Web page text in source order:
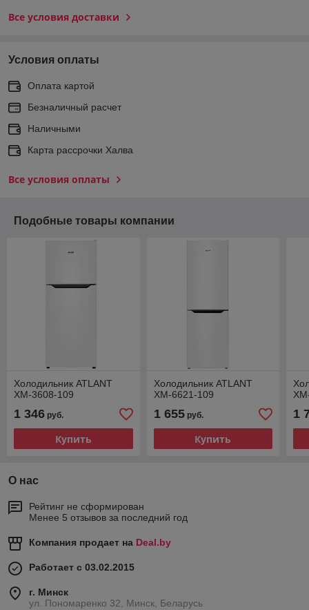
Все условия доставки
Условия оплаты
Оплата картой
Безналичный расчет
Наличными
Карта рассрочки Халва
Все условия оплаты
Подобные товары компании
Холодильник ATLANT
ХМ-3608-109
1 346 руб.
Купить
Холодильник ATLANT
ХМ-6621-109
1 655руб.
Купить
1
О нас
Рейтинг не сформирован
Менее 5 отзывов за последний год
Компания продает на Deal.by
Работает с 03.02.2015
г. Минск
ул. Пономаренко 32, Минск, Беларусь